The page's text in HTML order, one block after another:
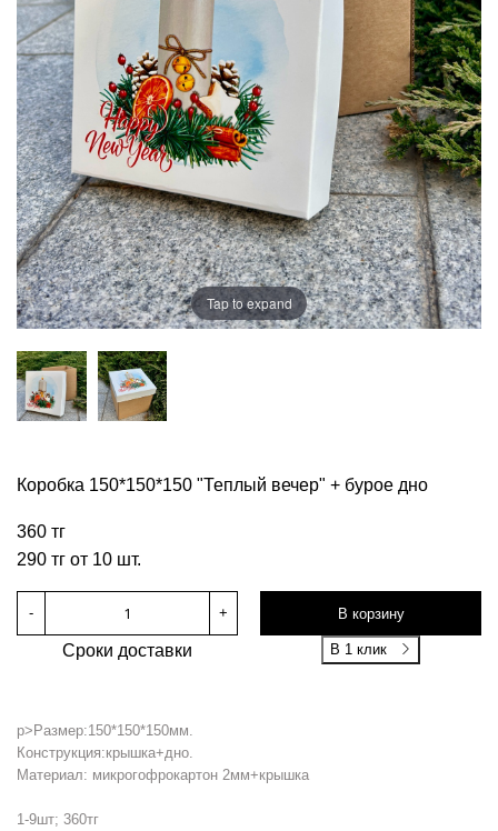
Tap to expand
Коробка 150*150*150 "Теплый вечер" + бурое дно
360 тг
290 тг от 10 шт.
- + В корзину
Сроки доставки В 1 клик
p>Размер:150*150*150мм.
Конструкция:крышка+дно.
Материал: микрогофрокартон 2мм+крышка
1-9шт; 360тг